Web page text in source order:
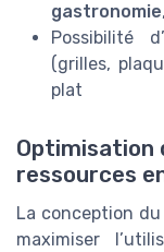
gastronomie,
Possibilité
(grilles,
plat
Optimisation
ressources
La conception du
maximiser